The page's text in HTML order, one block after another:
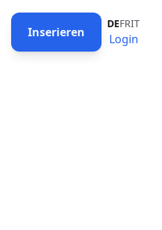
Inserieren
DEFRIT
Login